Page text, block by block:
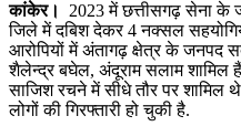
कांकेर।
2023 में छत्तीसगढ़ सेना के
जिले में दबिश देकर 4 नक्सल
आरोपियों में अंतागढ़ क्षेत्र के
शैलेन्द्र बघेल, अंदूराम सलाम शामिल
साजिश रचने में सीधे तौर पर शामिल
लोगों की गिरफ्तारी हो चुकी है.